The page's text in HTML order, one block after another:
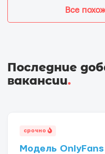
Все
Последние
вакансии.
срочно
Модель OnlyFans